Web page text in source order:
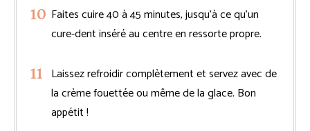
Faites cuire 40 à 45 minutes, jusqu’à ce qu’un
cure-dent inséré au centre en ressorte propre.
Laissez refroidir complètement et servez avec de
la crème fouettée ou même de la glace. Bon
appétit !